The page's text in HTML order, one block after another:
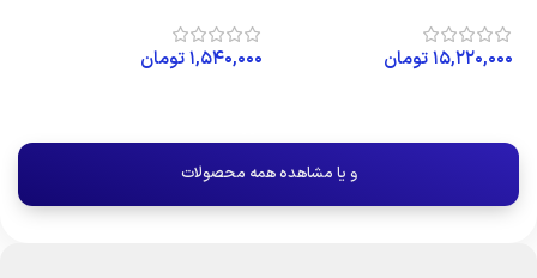
۱۵,۲۲۰,۰۰۰تومان ۱,۵۴۰,۰۰۰تومان
و یا مشاهده همه محصولات